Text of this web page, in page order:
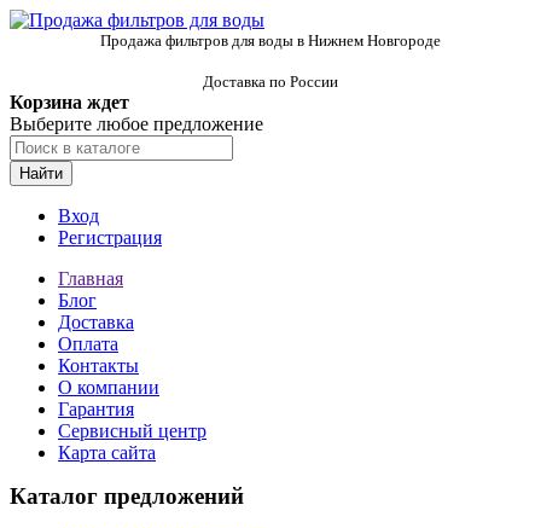
Продажа фильтров для воды в Нижнем Новгороде
Доставка по России
Корзина ждет
Выберите любое предложение
Найти
Вход
Регистрация
Главная
Блог
Доставка
Оплата
Контакты
О компании
Гарантия
Сервисный центр
Карта сайта
Каталог предложений